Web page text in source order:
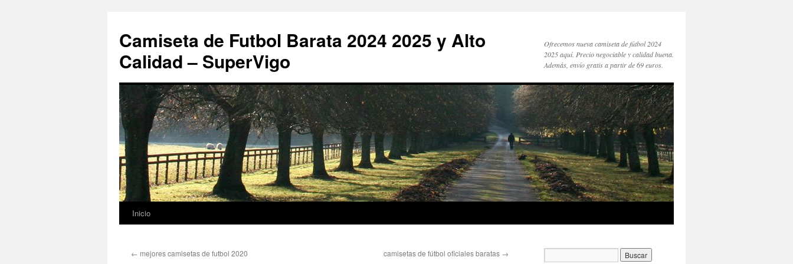
Camiseta de Futbol Barata 2024 2025 y Alto
Calidad – SuperVigo
Ofrecemos nueva camiseta de fútbol 2024
2025 aquí. Precio negociable y calidad buena.
Además, envío gratis a partir de 69 euros.
Saltar
contenido
Inicio
← mejores camisetas de futbol 2020 camisetas de fútbol oficiales baratas →